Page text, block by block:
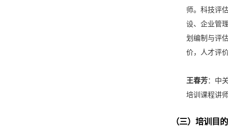
师。科技评
设、企业管
划编制与评
价，人才评
王春芳：中
培训课程讲
（三）培训目的